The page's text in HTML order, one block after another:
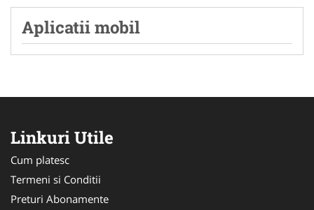
Aplicatii mobil
Linkuri Utile
Cum platesc
Termeni si Conditii
Preturi Abonamente